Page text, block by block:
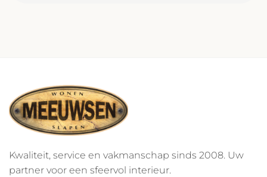
Kwaliteit, service en vakmanschap sinds 2008. Uw
partner voor een sfeervol interieur.